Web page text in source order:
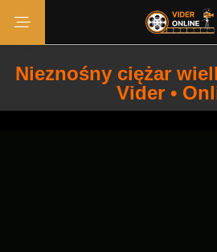
Nieznośny ciężar
Vider •